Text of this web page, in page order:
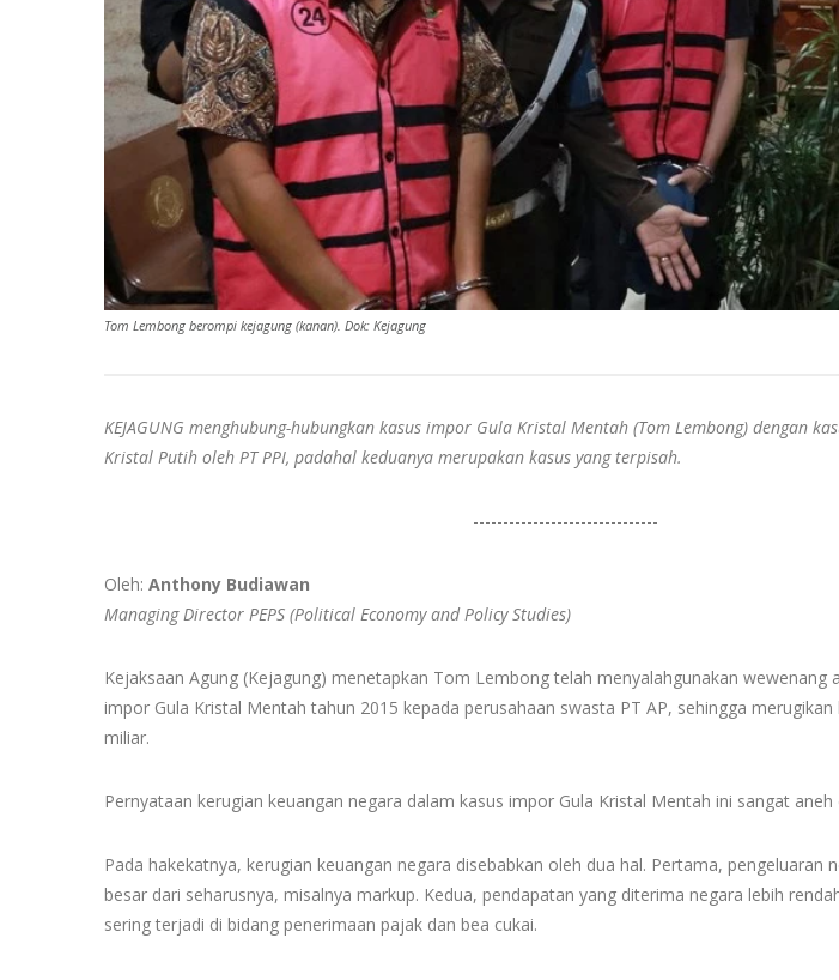
Tom Lembong berompi kejagung (kanan). Dok: Kejagung
KEJAGUNG menghubung-hubungkan kasus impor Gula Kristal Mentah (Tom Lembong) dengan
Kristal Putih oleh PT PPI, padahal keduanya merupakan kasus yang terpisah.
-------------------------------
Oleh: Anthony Budiawan
Managing Director PEPS (Political Economy and Policy Studies)
Kejaksaan Agung (Kejagung) menetapkan Tom Lembong telah menyalahgunakan wewenang
impor Gula Kristal Mentah tahun 2015 kepada perusahaan swasta PT AP, sehingga merugikan
miliar.
Pernyataan kerugian keuangan negara dalam kasus impor Gula Kristal Mentah ini sangat aneh
Pada hakekatnya, kerugian keuangan negara disebabkan oleh dua hal. Pertama, pengeluaran
besar dari seharusnya, misalnya markup. Kedua, pendapatan yang diterima negara lebih
sering terjadi di bidang penerimaan pajak dan bea cukai.